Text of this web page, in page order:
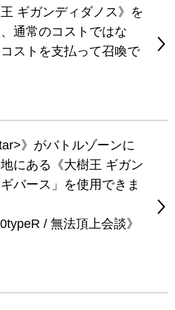
ギガンディダノス》を
通常のコストではな
ストを支払って召喚で
》がバトルゾーンに
にある《大樹王 ギガン
バース」を使用できま
/ 無法頂上会談》